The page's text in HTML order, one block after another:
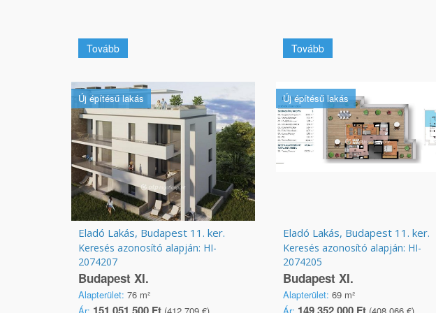
Tovább Tovább
Új építésű lakás
Eladó Lakás, Budapest 11. ker.
Keresés azonosító alapján: HI-
2074207
Budapest XI.
Alapterület: 76 m²
Új építésű lakás
Eladó Lakás, Budapest 11. ker.
Keresés azonosító alapján: HI-
2074205
Budapest XI.
Alapterület: 69 m²